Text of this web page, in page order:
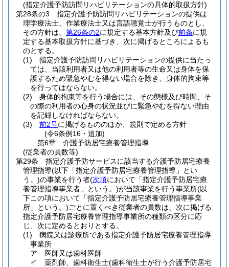
(指定介護予防訪問リハビリテーションの具体的取扱方針)
第28条の3
指定介護予防訪問リハビリテーションの提供は
理学療法士、作業療法士又は言語聴覚士が行うものとし、
その方針は、 第26条の2に規定する基本方針及び前条に規
定する基本取扱方針に基づき、次に掲げるところによるも
のとする。
(1)
指定介護予防訪問リハビリテーションの提供に当たっ
ては、当該利用者又は他の利用者等の生命又は身体を保
護するため緊急やむを得ない場合を除き、身体的拘束等
を行ってはならない。
(2)
身体的拘束等を行う場合には、その態様及び時間、そ
の際の利用者の心身の状況並びに緊急やむを得ない理由
を記録しなければならない。
(3)
前2号に掲げるもののほか、規則で定める方針
(令6条例16・追加)
第6章
介護予防居宅療養管理指導
(従業者の員数等)
第29条
指定介護予防サービスに該当する介護予防居宅療養
管理指導(以下「指定介護予防居宅療養管理指導」とい
う。)の事業を行う者(次項において「指定介護予防居宅療
養管理指導事業者」という。)が当該事業を行う事業所(以
下この項において「指定介護予防居宅療養管理指導事業
所」という。)ごとに置くべき従業者の員数は、次に掲げる
指定介護予防居宅療養管理指導事業所の種類の区分に応
じ、次に定めるとおりとする。
(1)
病院又は診療所である指定介護予防居宅療養管理指導
事業所
ア
医師又は歯科医師
イ
薬剤師、歯科衛生士(歯科衛生士が行う介護予防居宅